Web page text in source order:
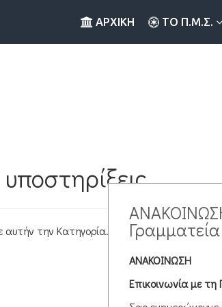
ΑΡΧΙΚΉ ΤΟ Π.Μ.Σ.
την Κατηγορία. Ωστόσο, εάν
ΑΝΑΚΟΙΝΩΣΗ
Επικοινωνία με